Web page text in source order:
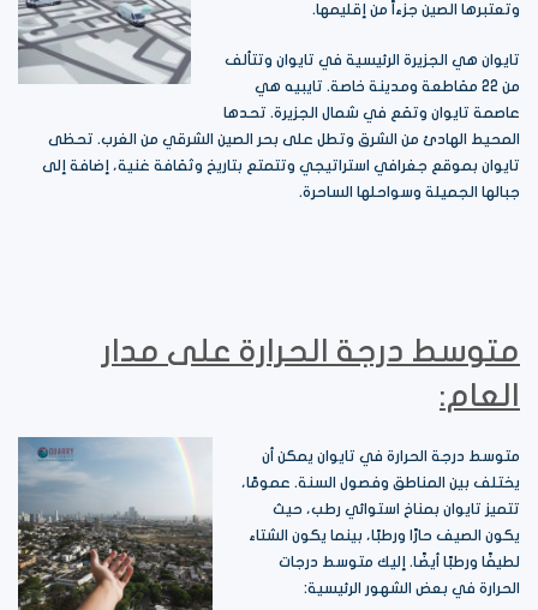
وتعتبرها الصين جزءاً من إقليمها.
تايوان هي الجزيرة الرئيسية في تايوان وتتألف
من 22 مقاطعة ومدينة خاصة. تايبيه هي
عاصمة تايوان وتقع في شمال الجزيرة. تحدها
المحيط الهادئ من الشرق وتطل على بحر الصين الشرقي من الغرب. تحظى
تايوان بموقع جغرافي استراتيجي وتتمتع بتاريخ وثقافة غنية، إضافة إلى
جبالها الجميلة وسواحلها الساحرة.
متوسط درجة الحرارة على مدار
العام:
متوسط درجة الحرارة في تايوان يمكن أن
يختلف بين المناطق وفصول السنة. عمومًا،
تتميز تايوان بمناخ استوائي رطب، حيث
يكون الصيف حارًا ورطبًا، بينما يكون الشتاء
لطيفًا ورطبًا أيضًا. إليك متوسط درجات
الحرارة في بعض الشهور الرئيسية: